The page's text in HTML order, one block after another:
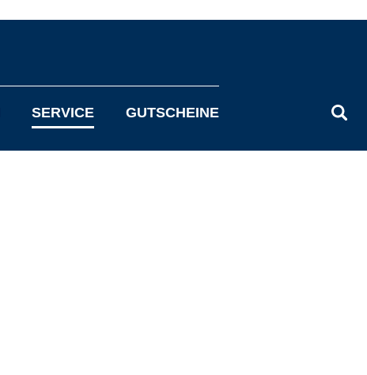
SERVICE GUTSCHEINE